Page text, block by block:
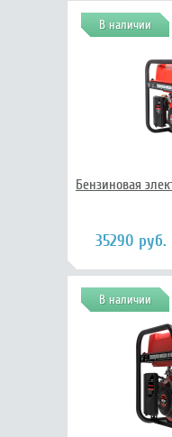
В наличии
Бензиновая
35290 руб.
В наличии